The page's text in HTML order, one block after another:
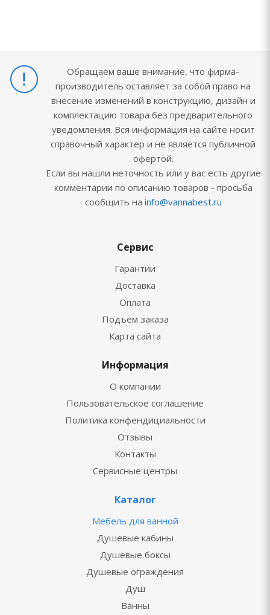
Обращаем ваше внимание, что фирма-
производитель оставляет за собой право на
внесение изменений в конструкцию, дизайн и
комплектацию товара без предварительного
уведомления. Вся информация на сайте носит
справочный характер и не является публичной
офертой.
Если вы нашли неточность или у вас есть другие
комментарии по описанию товаров - просьба
сообщить на info@vannabest.ru
Сервис
Гарантии
Доставка
Оплата
Подъём заказа
Карта сайта
Информация
О компании
Пользовательское соглашение
Политика конфендициальности
Отзывы
Контакты
Сервисные центры
Каталог
Мебель для ванной
Душевые кабины
Душевые боксы
Душевые ограждения
Душ
Ванны